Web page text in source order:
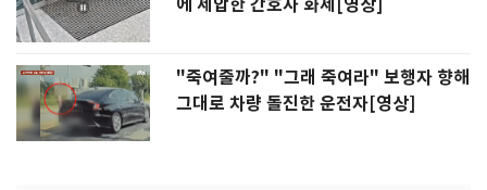
에 제압한 간호사 화제[영상]
"죽여줄까?" "그래 죽여라" 보행자 향해
그대로 차량 돌진한 운전자[영상]